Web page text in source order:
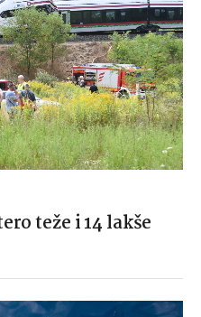
teže i 14 lakše